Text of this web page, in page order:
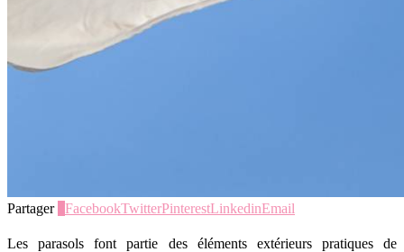
Partager FacebookTwitterPinterestLinkedinEmail
Les parasols font partie des éléments extérieurs pratiques de